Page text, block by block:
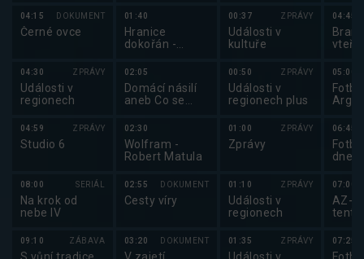
04:15 DOKUMENT
Černé ovce
04:30 ZPRÁVY
Události v
regionech
04:59 ZPRÁVY
Studio 6
08:00 SERIÁL
Na krok od
nebe IV
09:10 ZÁBAVA
01:40
Hranice
dokořán -
polsko-czeskie
02:05
Domácí násilí
aneb Co se
našich bytů
02:30
Wolfram -
Robert Matula
02:55 DOKUMENT
Cesty víry
03:20 DOKUMENT
00:37 ZPRÁVY
Události v
kultuře
00:50 ZPRÁVY
Události v
regionech plus
01:00 ZPRÁVY
Zprávy
01:10 ZPRÁVY
Události v
regionech
01:35 ZPRÁVY
04:45
05:00
06:45
dne
07:00
AZ-
07:25